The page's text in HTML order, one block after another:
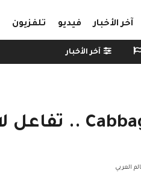
آخر الأخبار فيديو تلفزيون
آخر الأخبار